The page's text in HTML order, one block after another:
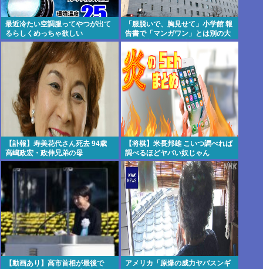
最近冷たい空調服ってやつが出て
るらしくめっちゃ欲しい
「服脱いで、胸見せて」小学館 報
告書で「マンガワン」とは別の大
問題が判明…週刊誌元編集者がグ
ラビア志望の女性に迫った過激要
求
【訃報】寿美花代さん死去 94歳
高嶋政宏・政伸兄弟の母
【将棋】米長邦雄 こいつ調べれば
調べるほどヤバい奴じゃん
【動画あり】高市首相が最後で
アメリカ「原爆の威力ヤバスンギ